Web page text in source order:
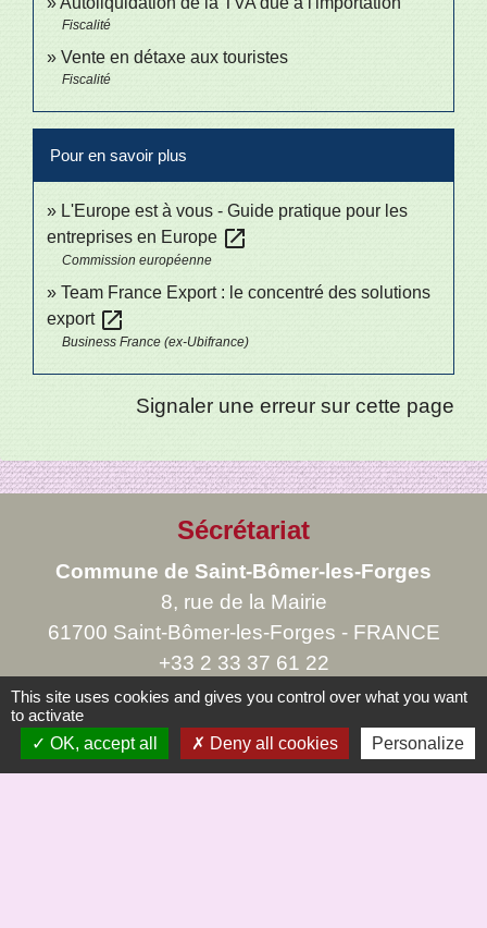
Fiscalité
Vente en détaxe aux touristes
Fiscalité
Pour en savoir plus
L'Europe est à vous - Guide pratique pour les
entreprises en Europe open_in_new
Commission européenne
Team France Export : le concentré des solutions
export open_in_new
Business France (ex-Ubifrance)
Signaler une erreur sur cette page
Sécrétariat
Commune de Saint-Bômer-les-Forges
8, rue de la Mairie
61700 Saint-Bômer-les-Forges - FRANCE
+33 2 33 37 61 22
This site uses cookies and gives you control over what you want
to activate
OK, accept all
Deny all cookies Personalize